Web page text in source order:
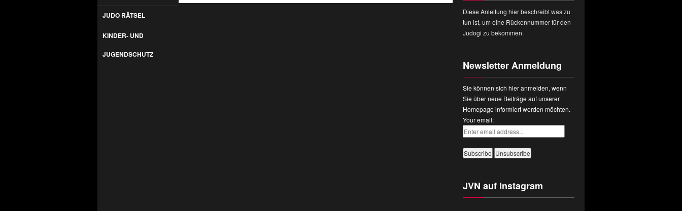
JUDO RÄTSEL
KINDER- UND
JUGENDSCHUTZ
Diese Anleitung hier beschreibt was zu
tun ist, um eine Rückennummer für den
Judogi zu bekommen.
Newsletter Anmeldung
Sie können sich hier anmelden, wenn
Sie über neue Beiträge auf unserer
Homepage informiert werden möchten.
Your email:
JVN auf Instagram